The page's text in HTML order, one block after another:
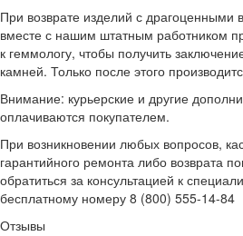
При возврате изделий с драгоценными
вместе с нашим штатным работником
к геммологу, чтобы получить
камней. Только после этого
Внимание: курьерские и другие
оплачиваются покупателем.
При возникновении любых вопросов,
гарантийного ремонта либо возврата
обратиться за консультацией к
бесплатному номеру 8 (800) 555-14-84
Отзывы